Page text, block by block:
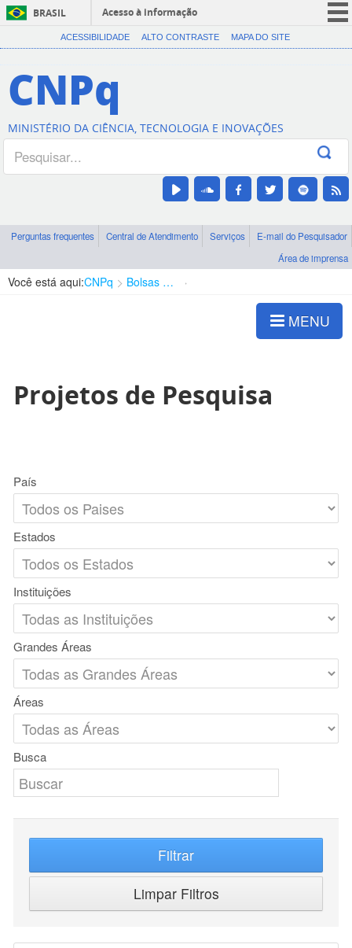
BRASIL
Acesso à informação
CORONAVÍRUS (COVID-19)
Canais
ACESSIBILIDADE ALTO CONTRASTE MAPA DO SITE
CNPq
MINISTÉRIO DA CIÊNCIA, TECNOLOGIA E INOVAÇÕES
Perguntas frequentes Central de Atendimento Serviços
E-mail do Pesquisador
Área de imprensa
Você está aqui:CNPq Bolsas e Auxílios Vigentes
MENU
Projetos de Pesquisa
País
Estados
Instituições
Grandes Áreas
Áreas
Busca
Filtrar
Limpar Filtros